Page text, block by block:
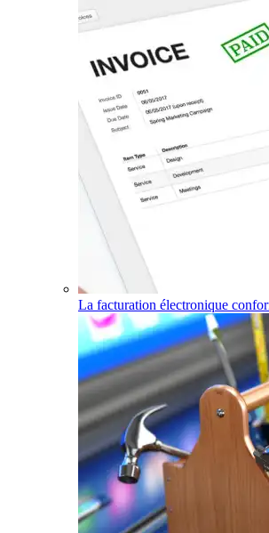
La facturation électronique